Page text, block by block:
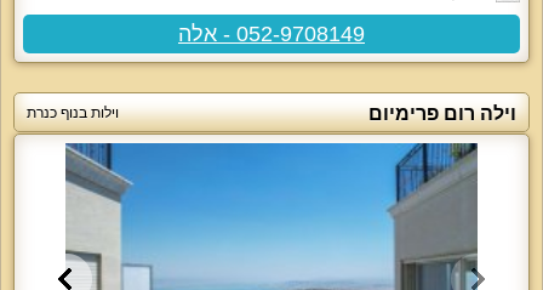
052-9708149 - אלה
וילה רום פרימיום וילות בנוף כנרת